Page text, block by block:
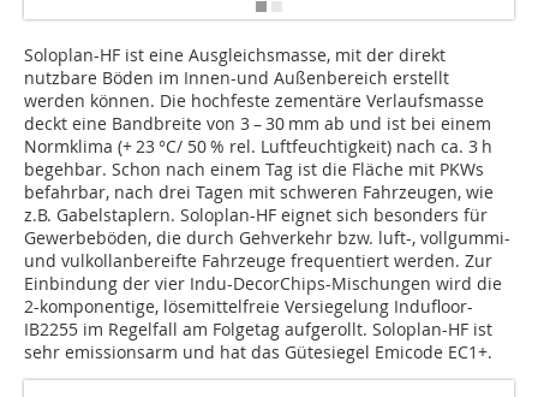
Soloplan-HF ist eine Ausgleichsmasse, mit der direkt
nutzbare Böden im Innen-und Außenbereich erstellt
werden können. Die hochfeste zementäre Verlaufsmasse
deckt eine Bandbreite von 3 – 30 mm ab und ist bei einem
Normklima (+ 23 °C/ 50 % rel. Luftfeuchtigkeit) nach ca. 3 h
begehbar. Schon nach einem Tag ist die Fläche mit PKWs
befahrbar, nach drei Tagen mit schweren Fahrzeugen, wie
z.B. Gabelstaplern. Soloplan-HF eignet sich besonders für
Gewerbeböden, die durch Gehverkehr bzw. luft-, vollgummi-
und vulkollanbereifte Fahrzeuge frequentiert werden. Zur
Einbindung der vier Indu-DecorChips-Mischungen wird die
2-komponentige, lösemittelfreie Versiegelung Indufloor-
IB2255 im Regelfall am Folgetag aufgerollt. Soloplan-HF ist
sehr emissionsarm und hat das Gütesiegel Emicode EC1+.